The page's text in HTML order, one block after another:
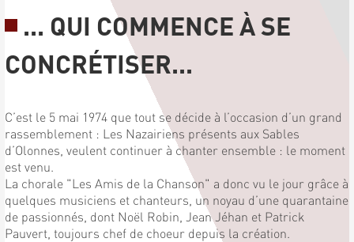
... QUI COMMENCE À SE
CONCRÉTISER...
C’est le 5 mai 1974 que tout se décide à l’occasion d’un grand
rassemblement : Les Nazairiens présents aux Sables
d’Olonnes, veulent continuer à chanter ensemble : le moment
est venu.
La chorale "Les Amis de la Chanson" a donc vu le jour grâce à
quelques musiciens et chanteurs, un noyau d’une quarantaine
de passionnés, dont Noël Robin, Jean Jéhan et Patrick
Pauvert, toujours chef de choeur depuis la création.